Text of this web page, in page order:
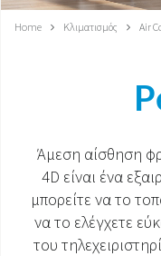
ΘΈΡΜΑΝΣΗ
ΟΛΟΚΛΗΡΩΜΈΝΑ
ΕΠΙΚΟΙΝΩΝΊΑ
ΈΓΓΡΑΦΑ ΠΡΟΪΌΝΤΩΝ
Home Κλιματισμός Air
Άμεση αίσθηση
4D είναι ένα
μπορείτε να το
να το ελέγχετε
του